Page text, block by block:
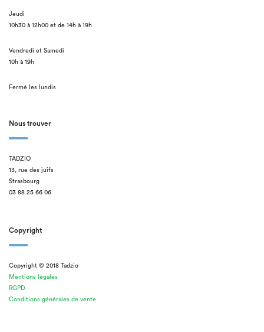
Jeudi
10h30 à 12h00 et de 14h à 19h
Vendredi et Samedi
10h à 19h
Fermé les lundis
Nous trouver
TADZIO
13, rue des juifs
Strasbourg
03 88 25 66 06
Copyright
Copyright © 2018 Tadzio
Mentions légales
RGPD
Conditions générales de vente